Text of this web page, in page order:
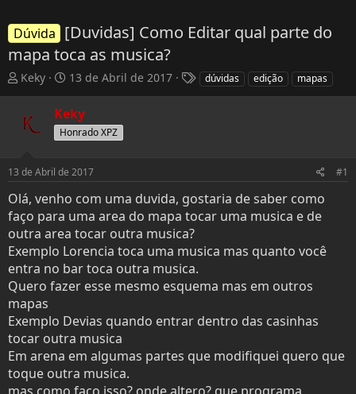
Dúvida [Duvidas] Como Editar qual parte do
mapa toca as musica?
T
e
s
t
a
r
t
e
r
Keky
D
t
a
d
n
í
c
i
o
13 de Abril de 2017
T
a
dúvidas edição mapas
Keky
Honrado XPZ
13 de Abril de 2017 #1
Olá, venho com uma duvida, gostaria de saber como
faço para uma area do mapa tocar uma musica e de
outra area tocar outra musica?
Exemplo Lorencia toca uma musica mas quanto você
entra no bar toca outra musica.
Quero fazer esse mesmo esquema mas em outros
mapas
Exemplo Devias quando entrar dentro das casinhas
tocar outra musica
Em arena em algumas partes que modifiquei quero que
toque outra musica.